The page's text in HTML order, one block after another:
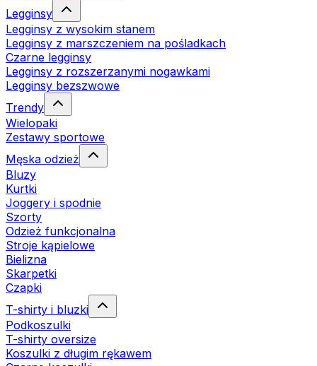
Legginsy
Legginsy z wysokim stanem
Legginsy z marszczeniem na pośladkach
Czarne legginsy
Legginsy z rozszerzanymi nogawkami
Legginsy bezszwowe
Trendy
Wielopaki
Zestawy sportowe
Męska odzież
Bluzy
Kurtki
Joggery i spodnie
Szorty
Odzież funkcjonalna
Stroje kąpielowe
Bielizna
Skarpetki
Czapki
T-shirty i bluzki
Podkoszulki
T-shirty oversize
Koszulki z długim rękawem